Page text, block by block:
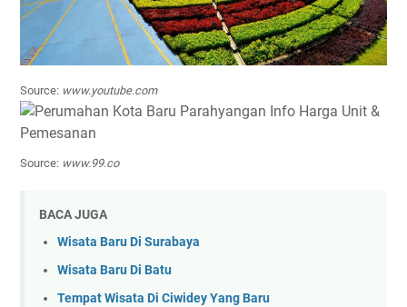
Source: www.youtube.com
Source: www.99.co
BACA JUGA
Wisata Baru Di Surabaya
Wisata Baru Di Batu
Tempat Wisata Di Ciwidey Yang Baru